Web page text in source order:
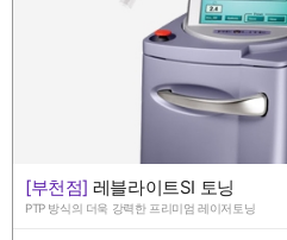
[부천점] 레블라이트SI 토닝
PTP 방식의 더욱 강력한 프리미엄 레이저토닝